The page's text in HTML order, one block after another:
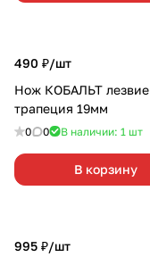
490 ₽/шт
Нож КОБАЛЬТ лезвие
трапеция 19мм
0 0 В наличии: 1 шт
В корзину
995 ₽/шт